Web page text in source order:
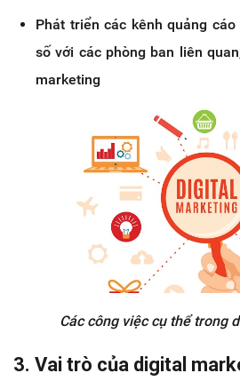
Phát triển các kênh quảng
số với các phòng ban liên
marketing
Các công việc cụ thể trong
3. Vai trò của digital